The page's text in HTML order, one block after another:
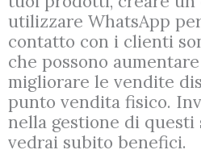
utilizzare WhatsApp
contatto con i clienti
che possono
migliorare le vendite
punto vendita fisico.
nella gestione di
vedrai subito benefici.